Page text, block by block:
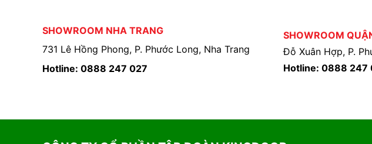
SHOWROOM NHA TRANG
731 Lê Hồng Phong, P. Phước Long, Nha Trang
Hotline: 0888 247 027
SHOWROOM
Đỗ Xuân Hợp, P.
Hotline: 0888 247